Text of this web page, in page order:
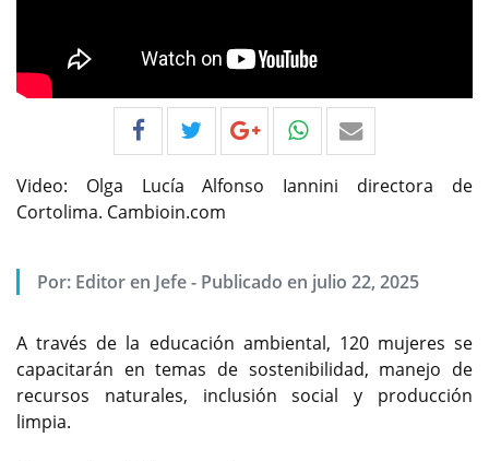
Video: Olga Lucía Alfonso Iannini directora de
Cortolima. Cambioin.com
Por: Editor en Jefe- Publicado en julio 22, 2025
A través de la educación ambiental, 120 mujeres se
capacitarán en temas de sostenibilidad, manejo de
recursos naturales, inclusión social y producción
limpia.